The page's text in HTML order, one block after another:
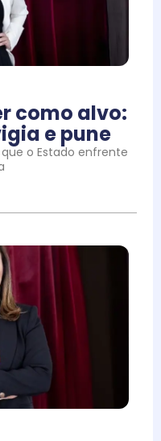
como alvo:
e pune
o Estado enfrente